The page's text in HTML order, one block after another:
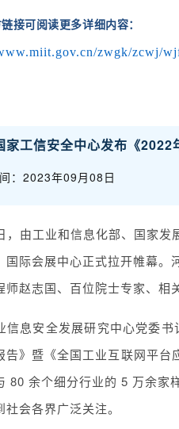
接可阅读更多详细内容：
zwgk/zcwj/
家工信安全中心发布《2022
：2023年09月08日
，由工业和信息化部、国家
国际会展中心正式拉开帷幕
师赵志国、百位院士专家、相
信息安全发展研究中心党委
告》暨《全国工业互联网平
80 余个细分行业的 5 万余家
社会各界广泛关注。